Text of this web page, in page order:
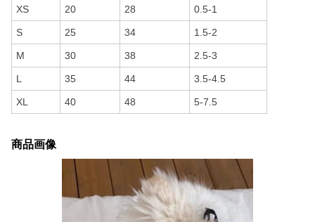
XS 20 28 0.5-1
S 25 34 1.5-2
M 30 38 2.5-3
L 35 44 3.5-4.5
XL 40 48 5-7.5
商品画像